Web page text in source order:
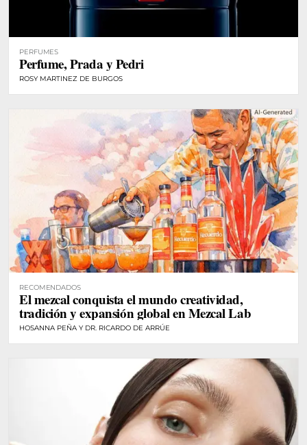
PERFUMES
Perfume, Prada y Pedri
ROSY MARTINEZ DE BURGOS
RECOMENDADOS
El mezcal conquista el mundo creatividad,
tradición y expansión global en Mezcal Lab
HOSANNA PEÑA Y DR. RICARDO DE ARRÚE